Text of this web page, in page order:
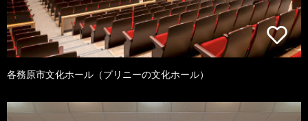
各務原市文化ホール（プリニーの文化ホール）